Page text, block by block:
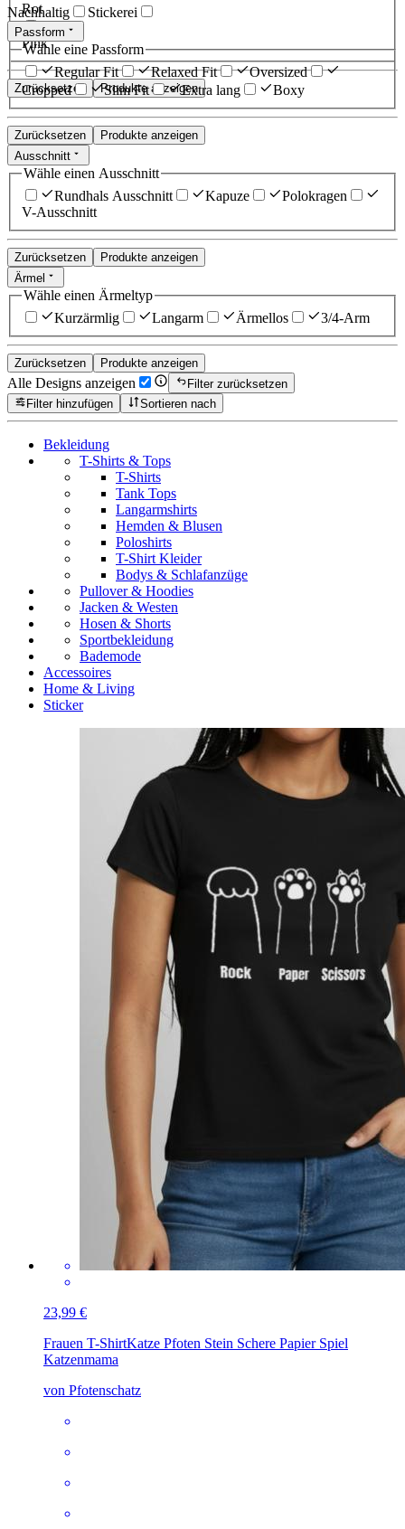
Rot
Pink
Zurücksetzen Produkte anzeigen
Nachhaltig Stickerei
Passform
Wähle eine Passform
Regular Fit
Relaxed Fit
Oversized
Cropped
Slim Fit Extra lang Boxy
Zurücksetzen
Produkte anzeigen
Ausschnitt
Wähle einen Ausschnitt
Rundhals Ausschnitt
Kapuze
Polokragen
V-Ausschnitt
Zurücksetzen
Produkte anzeigen
Ärmel
Wähle einen Ärmeltyp
Kurzärmlig
Langarm Ärmellos 3/4-Arm
Zurücksetzen Produkte anzeigen
Alle Designs anzeigen
Filter zurücksetzen
Filter hinzufügen
Sortieren nach
Bekleidung
T-Shirts & Tops
T-Shirts
Tank Tops
Langarmshirts
Hemden & Blusen
Poloshirts
T-Shirt Kleider
Bodys & Schlafanzüge
Pullover & Hoodies
Jacken & Westen
Hosen & Shorts
Sportbekleidung
Bademode
Accessoires
Home & Living
Sticker
23,99 €
Frauen T-ShirtKatze Pfoten Stein Schere Papier Spiel
Katzenmama
von Pfotenschatz